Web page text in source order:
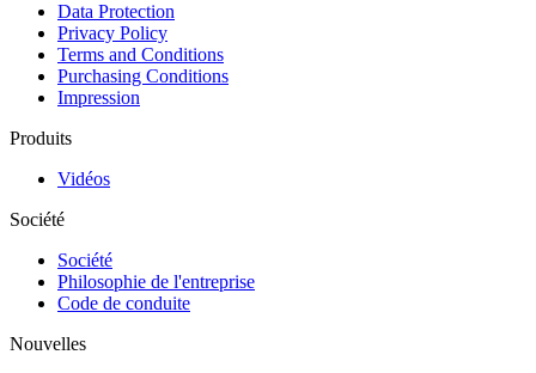
Data Protection
Privacy Policy
Terms and Conditions
Purchasing Conditions
Impression
Produits
Vidéos
Société
Société
Philosophie de l'entreprise
Code de conduite
Nouvelles